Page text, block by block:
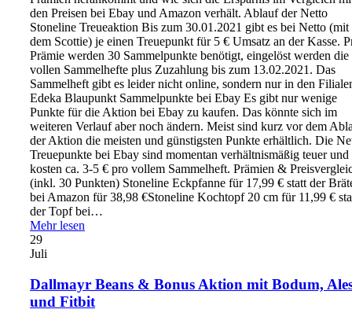
den Preisen bei Ebay und Amazon verhält. Ablauf der Netto
Stoneline Treueaktion Bis zum 30.01.2021 gibt es bei Netto (mit
dem Scottie) je einen Treuepunkt für 5 € Umsatz an der Kasse.
Prämie werden 30 Sammelpunkte benötigt, eingelöst werden die
vollen Sammelhefte plus Zuzahlung bis zum 13.02.2021. Das
Sammelheft gibt es leider nicht online, sondern nur in den
Edeka Blaupunkt Sammelpunkte bei Ebay Es gibt nur wenige
Punkte für die Aktion bei Ebay zu kaufen. Das könnte sich im
weiteren Verlauf aber noch ändern. Meist sind kurz vor dem
der Aktion die meisten und günstigsten Punkte erhältlich. Die
Treuepunkte bei Ebay sind momentan verhältnismäßig teuer und
kosten ca. 3-5 € pro vollem Sammelheft. Prämien &
(inkl. 30 Punkten) Stoneline Eckpfanne für 17,99 € statt der
bei Amazon für 38,98 €Stoneline Kochtopf 20 cm für 11,99 €
der Topf bei…
Mehr lesen
29
Juli
Dallmayr Beans & Bonus Aktion mit Bodum,
und Fitbit